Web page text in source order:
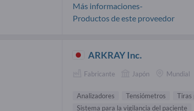
Más informaciones-
Productos de este proveedor
ARKRAY Inc.
Fabricante Japón Mundial
Analizadores Tensiómetros
Tiras
Sistema para la vigilancia del paciente